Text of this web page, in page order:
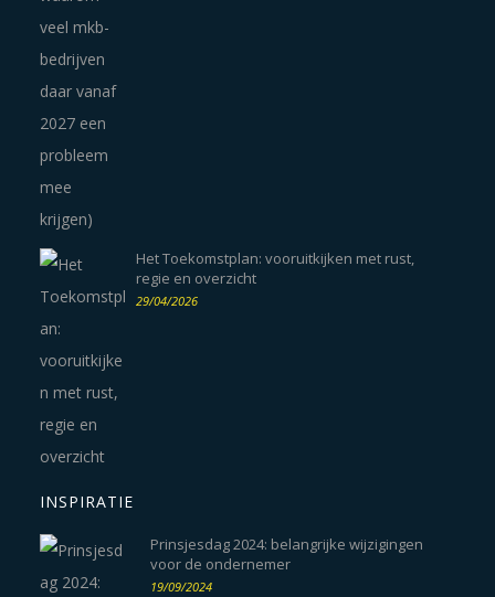
Het Toekomstplan: vooruitkijken met rust,
regie en overzicht
29/04/2026
INSPIRATIE
Prinsjesdag 2024: belangrijke wijzigingen
voor de ondernemer
19/09/2024